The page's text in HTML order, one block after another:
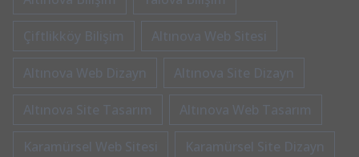
Çiftlikköy Bilişim Altınova Web Sitesi
Altınova Web Dizayn Altınova Site Dizayn
Altınova Site Tasarım Altınova Web Tasarım
Karamürsel Web Sitesi Karamürsel Site Dizayn